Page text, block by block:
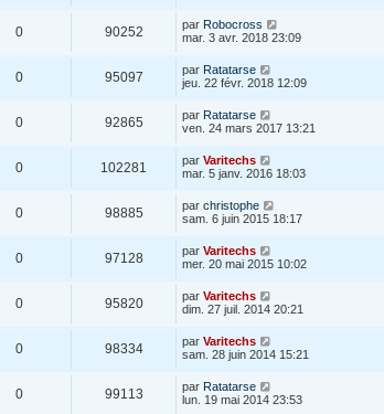
0 90252 par Robocross
mar. 3 avr. 2018 23:09
0 95097 par Ratatarse
jeu. 22 févr. 2018 12:09
0 92865 par Ratatarse
ven. 24 mars 2017 13:21
0 102281 par Varitechs
mar. 5 janv. 2016 18:03
0 98885 par christophe
sam. 6 juin 2015 18:17
0 97128 par Varitechs
mer. 20 mai 2015 10:02
0 95820 par Varitechs
dim. 27 juil. 2014 20:21
0 98334 par Varitechs
sam. 28 juin 2014 15:21
0 99113 par Ratatarse
lun. 19 mai 2014 23:53